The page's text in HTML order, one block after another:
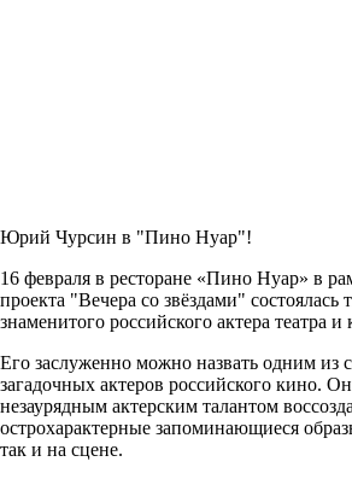
Юрий Чурсин в "Пино Нуар"!
16 февраля в ресторане «Пино Нуар» в
проекта "Вечера со звёздами" состоялась
знаменитого российского актера театра
Его заслуженно можно назвать одним из
загадочных актеров российского кино.
незаурядным актерским талантом
острохарактерные запоминающиеся
так и на сцене.